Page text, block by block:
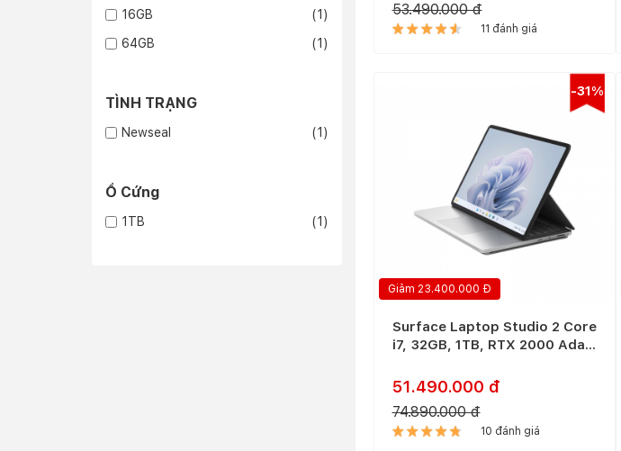
16GB
(1)
64GB
(1)
TÌNH TRẠNG
Newseal (1)
Ổ Cứng
1TB (1)
53.490.000 đ
11 đánh giá
Giảm 23.400.000 Đ
-31%
Surface Laptop Studio 2 Core
i7, 32GB, 1TB, RTX 2000 Ada
51.490.000 đ
74.890.000 đ
10 đánh giá